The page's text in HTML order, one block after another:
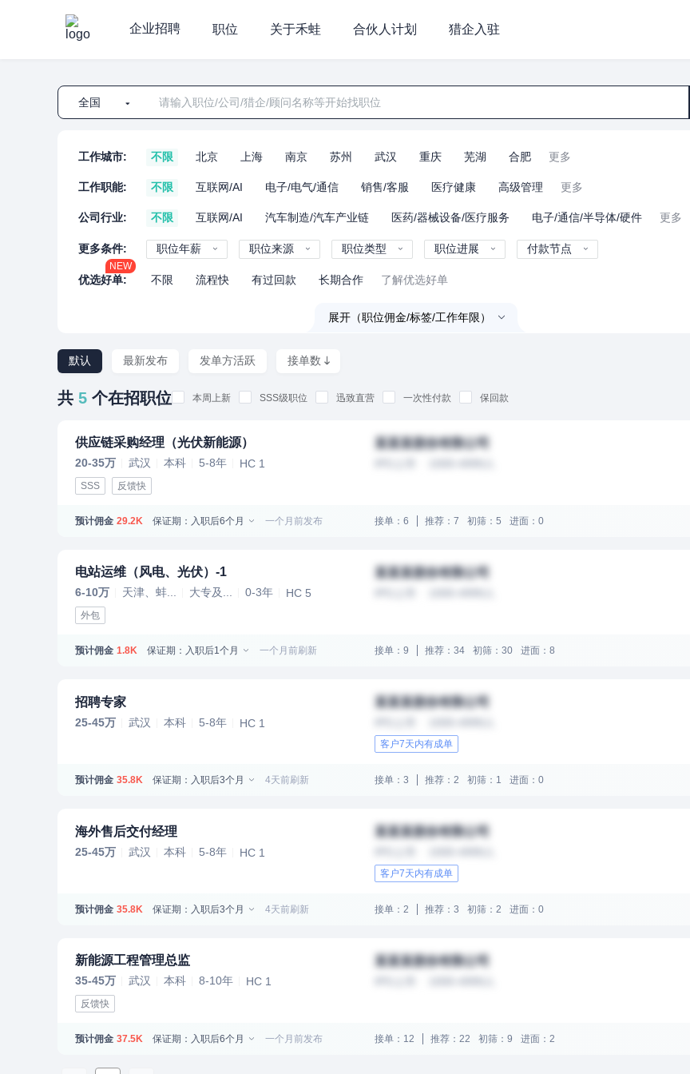
企业招聘 职位 关于禾蛙 合伙人计划 猎企入驻
全国
工作城市: 不限 北京 上海 南京 苏州 武汉 重庆 芜湖 合肥 更多
工作职能: 不限 互联网/AI 电子/电气/通信 销售/客服 医疗健康 高级管理 更多
公司行业: 不限 互联网/AI 汽车制造/汽车产业链 医药/器械设备/医疗服务 电子/通信/半导体/硬件 更多
更多条件: 职位年薪 职位来源 职位类型 职位进展 付款节点
优选好单:
NEW
不限 流程快 有过回款 长期合作 了解优选好单
展开（职位佣金/标签/工作年限）
默认 最新发布 发单方活跃 接单数
共 5 个在招职位 本周上新 SSS级职位 迅致直营 一次性付款 保回款
供应链采购经理（光伏新能源）
20-35万 武汉 本科 5-8年 HC 1
SSS 反馈快
某某某股份有限公司
预计佣金 29.2K 保证期：入职后6个月 一个月前发布 接单：6 推荐：7 初筛：5 进面：0
电站运维（风电、光伏）-1
6-10万 天津、蚌... 大专及... 0-3年 HC 5
外包
某某某股份有限公司
预计佣金 1.8K 保证期：入职后1个月 一个月前刷新 接单：9 推荐：34 初筛：30 进面：8
招聘专家
25-45万 武汉 本科 5-8年 HC 1
某某某股份有限公司
客户7天内有成单
预计佣金 35.8K 保证期：入职后3个月 4天前刷新 接单：3 推荐：2 初筛：1 进面：0
海外售后交付经理
25-45万 武汉 本科 5-8年 HC 1
某某某股份有限公司
客户7天内有成单
预计佣金 35.8K 保证期：入职后3个月 4天前刷新 接单：2 推荐：3 初筛：2 进面：0
新能源工程管理总监
35-45万 武汉 本科 8-10年 HC 1
反馈快
某某某股份有限公司
预计佣金 37.5K 保证期：入职后6个月 一个月前发布 接单：12 推荐：22 初筛：9 进面：2